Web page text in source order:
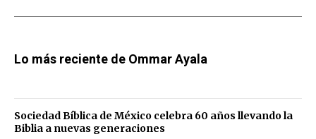
Lo más reciente de Ommar Ayala
Sociedad Bíblica de México celebra 60 años llevando la
Biblia a nuevas generaciones